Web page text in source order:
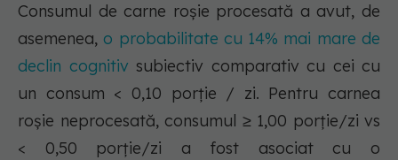
Consumul de carne roșie procesată a avut, de
asemenea, o probabilitate cu 14% mai mare de
declin cognitiv subiectiv comparativ cu cei cu
un consum < 0,10 porție / zi. Pentru carnea
roșie neprocesată, consumul ≥ 1,00 porție/zi vs
< 0,50 porție/zi a fost asociat cu o